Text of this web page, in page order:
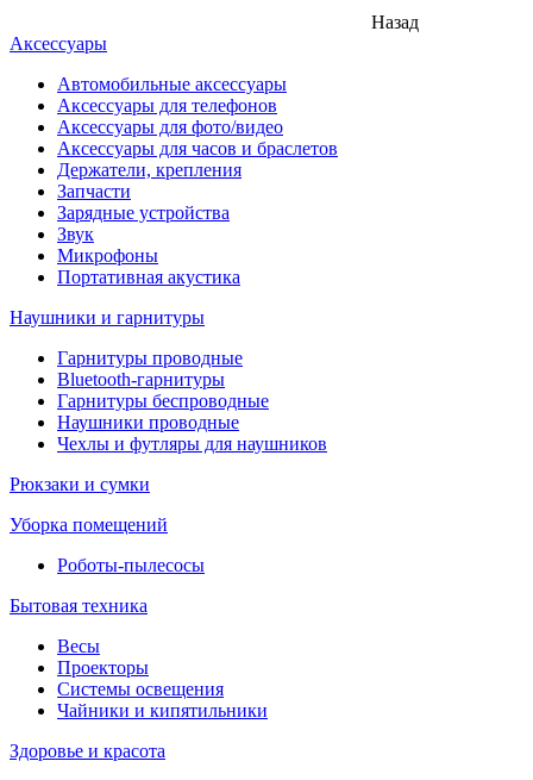
Назад
Аксессуары
Автомобильные аксессуары
Аксессуары для телефонов
Аксессуары для фото/видео
Аксессуары для часов и браслетов
Держатели, крепления
Запчасти
Зарядные устройства
Звук
Микрофоны
Портативная акустика
Наушники и гарнитуры
Гарнитуры проводные
Bluetooth-гарнитуры
Гарнитуры беспроводные
Наушники проводные
Чехлы и футляры для наушников
Рюкзаки и сумки
Уборка помещений
Роботы-пылесосы
Бытовая техника
Весы
Проекторы
Системы освещения
Чайники и кипятильники
Здоровье и красота